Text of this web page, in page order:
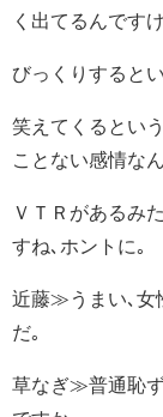
く出てるんです
びっくりすると
笑えてくるとい
ことない感情な
ＶＴＲがあるみ
すね､ホントに｡
近藤≫うまい､女
だ｡
草なぎ≫普通恥